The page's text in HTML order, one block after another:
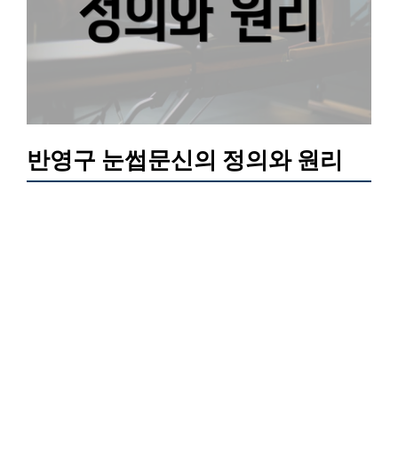
반영구 눈썹문신의 정의와 원리